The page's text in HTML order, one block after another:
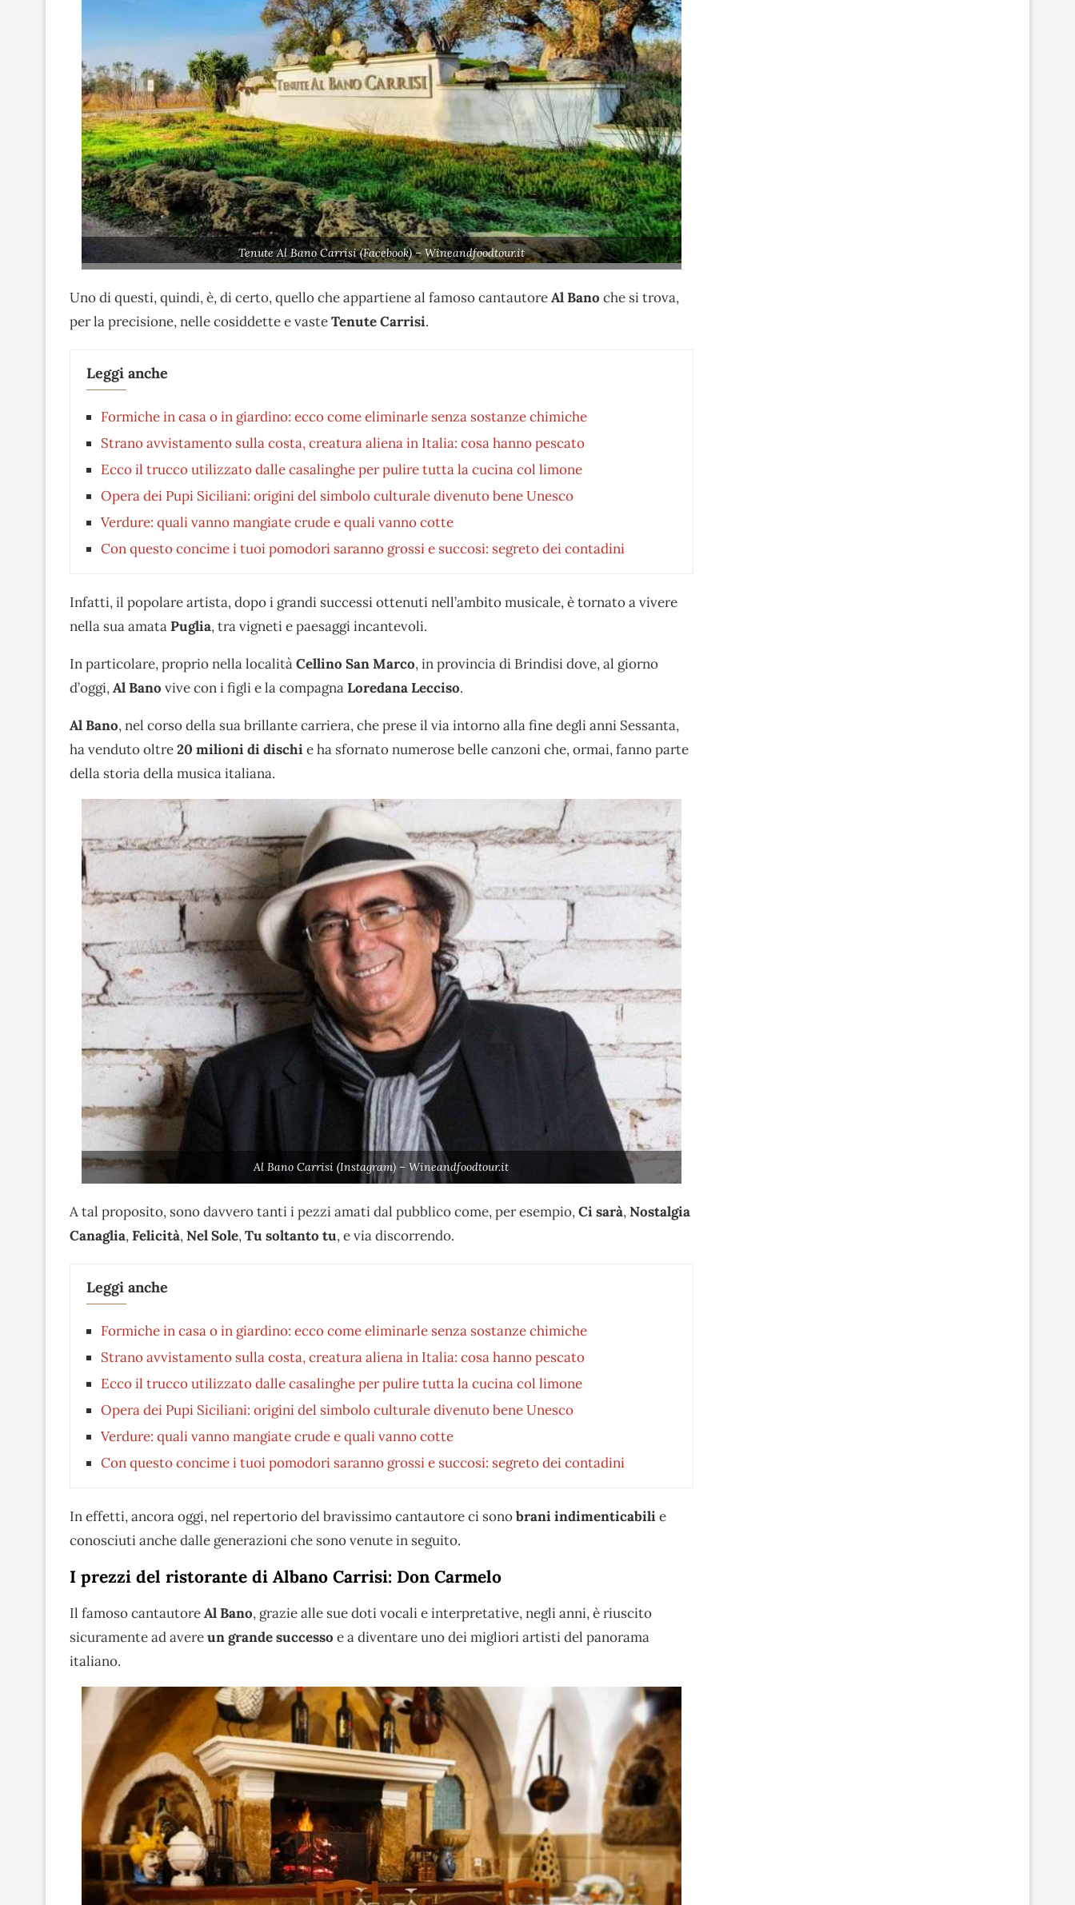
Tenute Al Bano Carrisi (Facebook) – Wineandfoodtour.it
Uno di questi, quindi, è, di certo, quello che appartiene al famoso cantautoreAl Bano che si trova,
per la precisione, nelle cosiddette e vasteTenute Carrisi.
Leggi anche
Formiche in casa o in giardino: ecco come eliminarle senza sostanze chimiche
Strano avvistamento sulla costa, creatura aliena in Italia: cosa hanno pescato
Ecco il trucco utilizzato dalle casalinghe per pulire tutta la cucina col limone
Opera dei Pupi Siciliani: origini del simbolo culturale divenuto bene Unesco
Verdure: quali vanno mangiate crude e quali vanno cotte
Con questo concime i tuoi pomodori saranno grossi e succosi: segreto dei contadini
Infatti, il popolare artista, dopo i grandi successi ottenuti nell’ambito musicale, è tornato a vivere
nella sua amataPuglia, tra vigneti e paesaggi incantevoli.
In particolare, proprio nella localitàCellino San Marco, in provincia di Brindisi dove, al giorno
d’oggi,Al Bano vive con i figli e la compagnaLoredana Lecciso.
Al Bano, nel corso della sua brillante carriera, che prese il via intorno alla fine degli anni Sessanta,
ha venduto oltre20 milioni di dischie ha sfornato numerose belle canzoni che, ormai, fanno parte
della storia della musica italiana.
Al Bano Carrisi (Instagram) – Wineandfoodtour.it
A tal proposito, sono davvero tanti i pezzi amati dal pubblico come, per esempio,Ci sarà,Nostalgia
Canaglia,Felicità,Nel Sole,Tu soltanto tu, e via discorrendo.
Leggi anche
Formiche in casa o in giardino: ecco come eliminarle senza sostanze chimiche
Strano avvistamento sulla costa, creatura aliena in Italia: cosa hanno pescato
Ecco il trucco utilizzato dalle casalinghe per pulire tutta la cucina col limone
Opera dei Pupi Siciliani: origini del simbolo culturale divenuto bene Unesco
Verdure: quali vanno mangiate crude e quali vanno cotte
Con questo concime i tuoi pomodori saranno grossi e succosi: segreto dei contadini
In effetti, ancora oggi, nel repertorio del bravissimo cantautore ci sonobrani indimenticabilie
conosciuti anche dalle generazioni che sono venute in seguito.
I prezzi del ristorante di Albano Carrisi: Don Carmelo
Il famoso cantautoreAl Bano, grazie alle sue doti vocali e interpretative, negli anni, è riuscito
sicuramente ad avereun grande successo e a diventare uno dei migliori artisti del panorama
italiano.